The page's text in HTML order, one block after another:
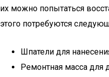
их можно попытаться
этого потребуются
Шпатели для
Ремонтная масса для